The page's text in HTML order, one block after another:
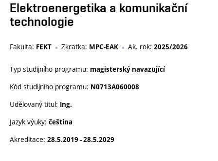
Elektroenergetika a komunikační
technologie
Fakulta: FEKT Zkratka: MPC-EAK Ak. rok: 2025/2026
Typ studijního programu: magisterský navazující
Kód studijního programu: N0713A060008
Udělovaný titul: Ing.
Jazyk výuky: čeština
Akreditace: 28.5.2019 - 28.5.2029